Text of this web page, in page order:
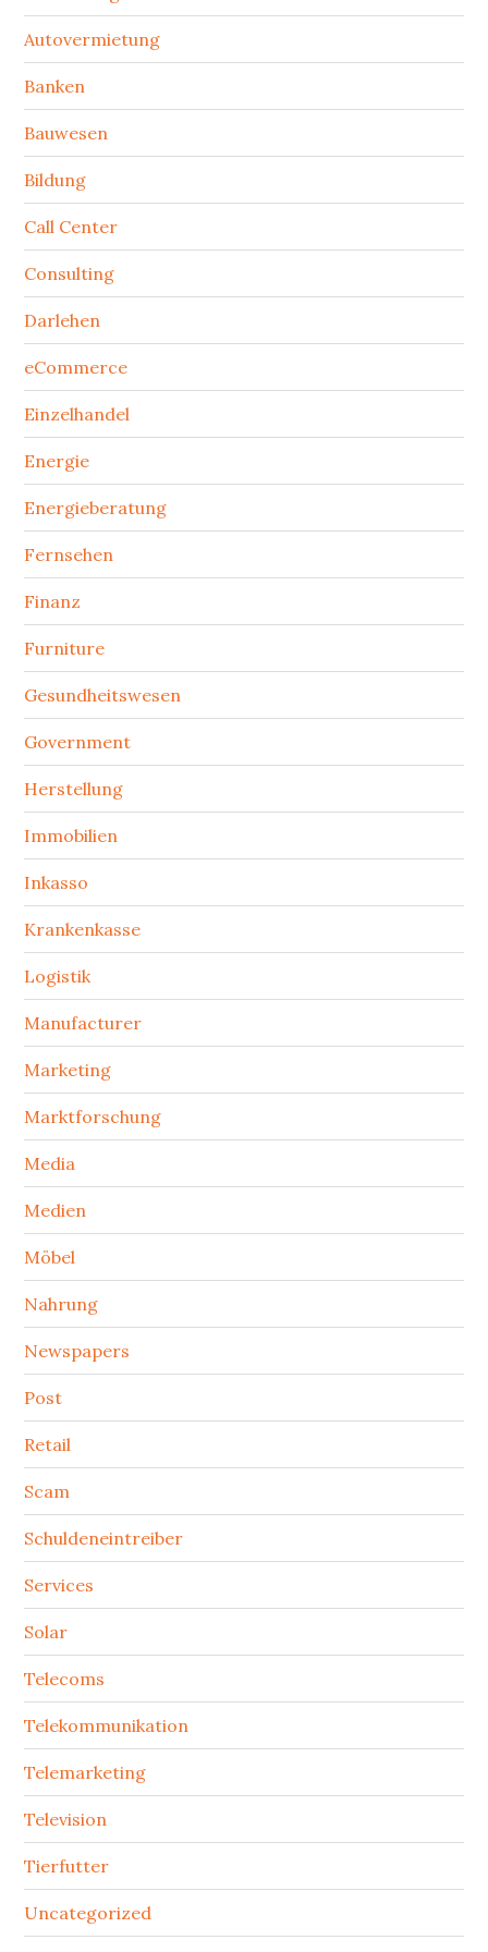
Autovermietung
Banken
Bauwesen
Bildung
Call Center
Consulting
Darlehen
eCommerce
Einzelhandel
Energie
Energieberatung
Fernsehen
Finanz
Furniture
Gesundheitswesen
Government
Herstellung
Immobilien
Inkasso
Krankenkasse
Logistik
Manufacturer
Marketing
Marktforschung
Media
Medien
Möbel
Nahrung
Newspapers
Post
Retail
Scam
Schuldeneintreiber
Services
Solar
Telecoms
Telekommunikation
Telemarketing
Television
Tierfutter
Uncategorized